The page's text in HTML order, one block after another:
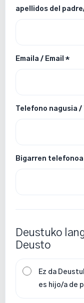
apellidos del
Emaila / Email *
Telefono nagusia
Bigarren
Deustuko
Deusto
Ez da
es hijo/a de